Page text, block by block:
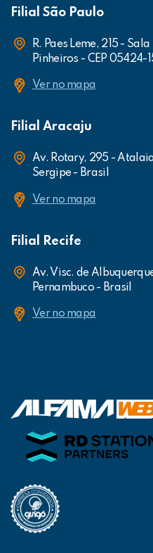
Filial São Paulo
R. Paes Leme, 215 -
Pinheiros - CEP 05424-
Ver no mapa
Filial Aracaju
Av. Rotary, 295 -
Sergipe - Brasil
Ver no mapa
Filial Recife
Av. Visc. de
Pernambuco - Brasil
Ver no mapa